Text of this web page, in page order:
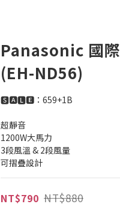
Panasonic 國
(EH-ND56)
🆂🅰🅻🅴：659+1B
超靜音
1200W大馬力
3段風溫 & 2段風量
可摺疊設計
NT$790 NT$880